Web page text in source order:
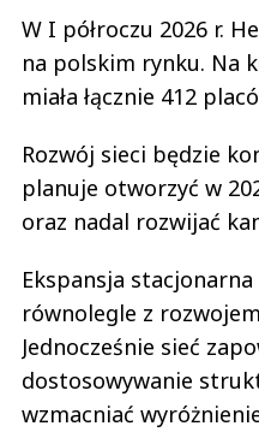
W I półroczu 2026 r.
na polskim rynku. Na
miała łącznie 412
Rozwój sieci będzie
planuje otworzyć w
oraz nadal rozwijać
Ekspansja
równolegle z
Jednocześnie sieć
dostosowywanie
wzmacniać